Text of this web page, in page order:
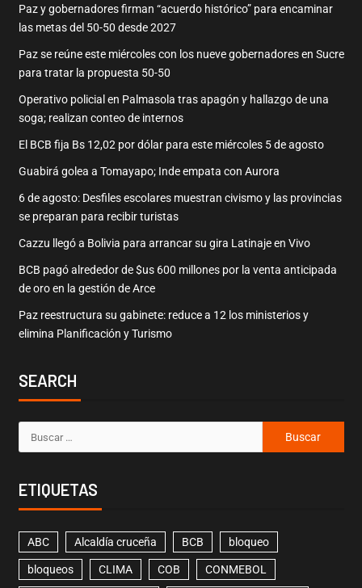
Paz y gobernadores firman “acuerdo histórico” para encaminar
las metas del 50-50 desde 2027
Paz se reúne este miércoles con los nueve gobernadores en Sucre
para tratar la propuesta 50-50
Operativo policial en Palmasola tras apagón y hallazgo de una
soga; realizan conteo de internos
El BCB fija Bs 12,02 por dólar para este miércoles 5 de agosto
Guabirá golea a Tomayapo; Inde empata con Aurora
6 de agosto: Desfiles escolares muestran civismo y las provincias
se preparan para recibir turistas
Cazzu llegó a Bolivia para arrancar su gira Latinaje en Vivo
BCB pagó alrededor de $us 600 millones por la venta anticipada
de oro en la gestión de Arce
Paz reestructura su gabinete: reduce a 12 los ministerios y
elimina Planificación y Turismo
SEARCH
ETIQUETAS
ABC Alcaldía cruceña BCB bloqueo
bloqueos CLIMA COB CONMEBOL